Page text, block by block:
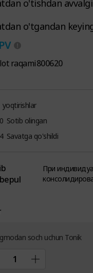
o'tishdan
o'tgandan
PV
raqami800620
yoqtirishlar
Sotib olingan
Savatga qo'shildi
При
soch uchun Tonik